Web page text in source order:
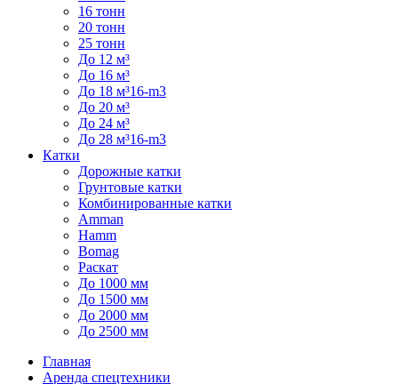
16 тонн
20 тонн
25 тонн
До 12 м³
До 16 м³
До 18 м³16-m3
До 20 м³
До 24 м³
До 28 м³16-m3
Катки
Дорожные катки
Грунтовые катки
Комбинированные катки
Amman
Hamm
Bomag
Раскат
До 1000 мм
До 1500 мм
До 2000 мм
До 2500 мм
Главная
Аренда спецтехники